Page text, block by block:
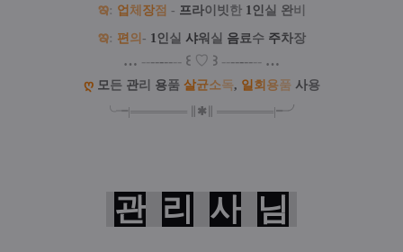
ఇ: 업 체 장점 - 프라이빗 한 1인실 완비
ఇ: 편의 - 1인실 샤워 실 음료수 주차장
… --------- ꒰ ♡ ꒱ --------- …
ღ 모든 관리 용품 살균소독, 일 회 용품 사용
╰╼|═══════ ✱ ═══════|╾╯
관 리 사 님